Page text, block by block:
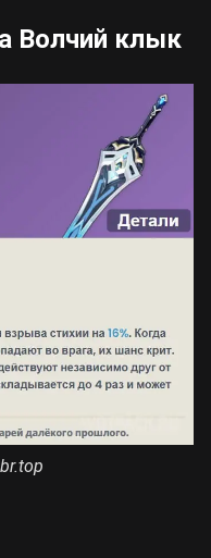
Волчий клык